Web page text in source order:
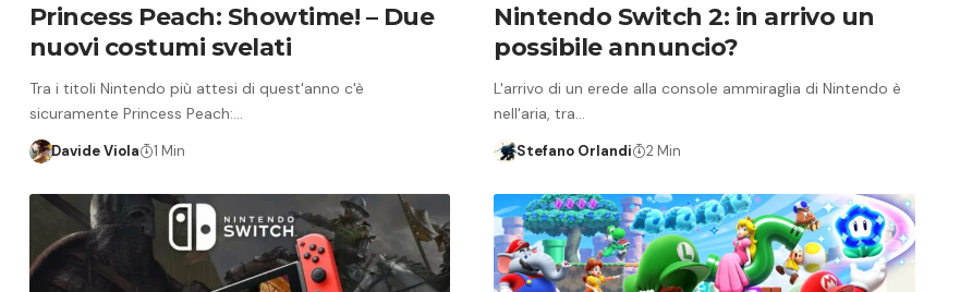
Princess Peach: Showtime! – Due
nuovi costumi svelati
Tra i titoli Nintendo più attesi di quest'anno c'è
sicuramente Princess Peach:…
Davide Viola 1 Min
Nintendo Switch 2: in arrivo un
possibile annuncio?
L'arrivo di un erede alla console ammiraglia di Nintendo è
nell'aria, tra…
Stefano Orlandi 2 Min